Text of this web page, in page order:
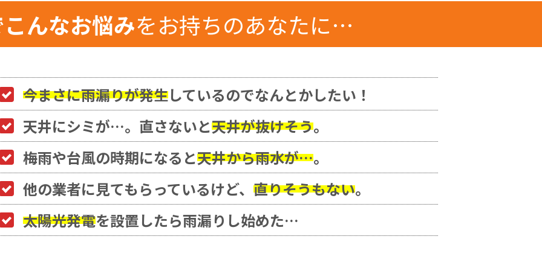
んなお悩みをお持ちのあなたに…
今まさに雨漏りが発生しているのでなんとかしたい！
天井にシミが…。直さないと天井が抜けそう。
梅雨や台風の時期になると天井から雨水が…。
他の業者に見てもらっているけど、 直りそうもない。
太陽光発電を設置したら雨漏りし始めた…